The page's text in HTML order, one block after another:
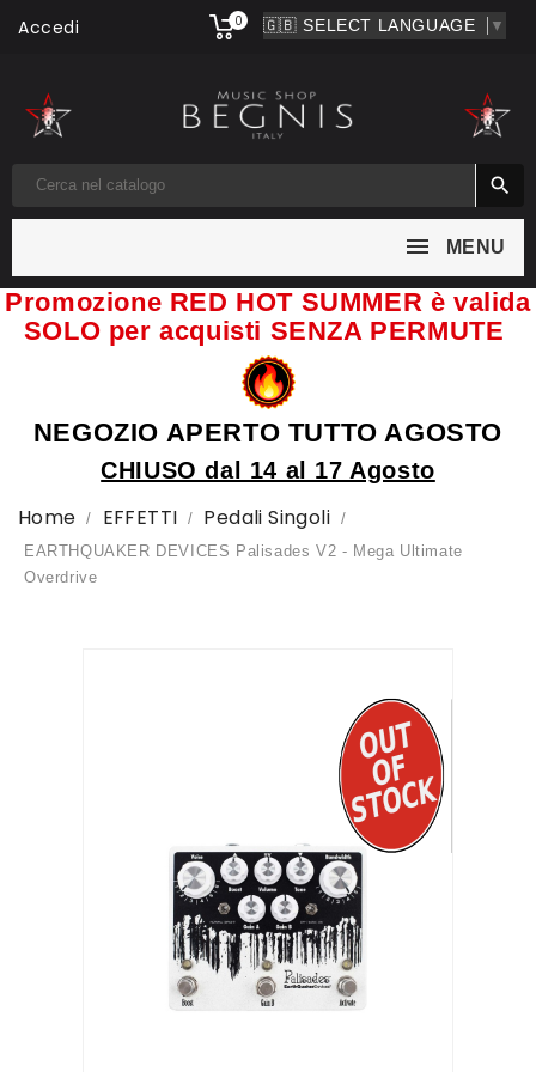
▼
Accedi 0

MENU
Promozione RED HOT SUMMER è valida
SOLO per acquisti SENZA PERMUTE
NEGOZIO APERTO TUTTO AGOSTO
CHIUSO dal 14 al 17 Agosto
Home EFFETTI Pedali Singoli
EARTHQUAKER DEVICES Palisades V2 - Mega Ultimate
Overdrive